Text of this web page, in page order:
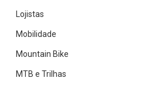
Lojistas
Mobilidade
Mountain Bike
MTB e Trilhas